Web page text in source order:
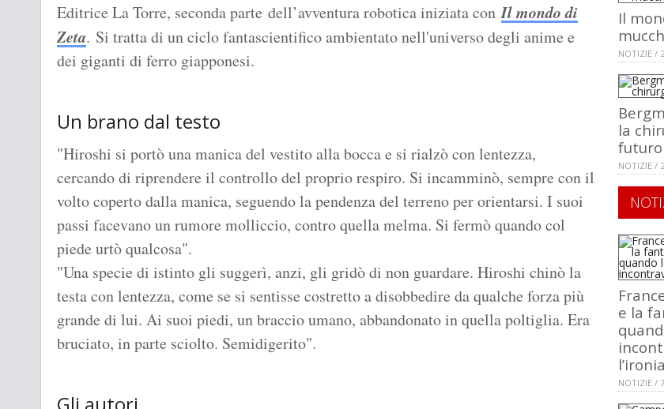
Editrice La Torre, seconda parte dell’avventura robotica iniziata conIl mondo di
Zeta. Si tratta di un ciclo fantascientifico ambientato nell'universo degli anime e
dei giganti di ferro giapponesi.
Un brano dal testo
"Hiroshi si portò una manica del vestito alla bocca e si rialzò con lentezza,
cercando di riprendere il controllo del proprio respiro. Si incamminò, sempre con il
volto coperto dalla manica, seguendo la pendenza del terreno per orientarsi. I suoi
passi facevano un rumore molliccio, contro quella melma. Si fermò quando col
piede urtò qualcosa".
"Una specie di istinto gli suggerì, anzi, gli gridò di non guardare. Hiroshi chinò la
testa con lentezza, come se si sentisse costretto a disobbedire da qualche forza più
grande di lui. Ai suoi piedi, un braccio umano, abbandonato in quella poltiglia. Era
bruciato, in parte sciolto. Semidigerito".
Il
NOTIZIE /
la
futuro
NOTIZIE /
e la
l’ironia
NOTIZIE /